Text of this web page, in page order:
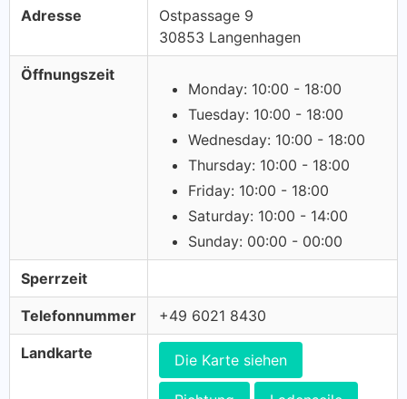
Adresse
Ostpassage 9
30853 Langenhagen
Öffnungszeit
Monday: 10:00 - 18:00
Tuesday: 10:00 - 18:00
Wednesday: 10:00 - 18:00
Thursday: 10:00 - 18:00
Friday: 10:00 - 18:00
Saturday: 10:00 - 14:00
Sunday: 00:00 - 00:00
Sperrzeit
Telefonnummer +49 6021 8430
Landkarte Die Karte siehen